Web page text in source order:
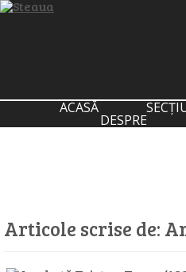
ACASĂ
DESPRE
Articole scrise de: